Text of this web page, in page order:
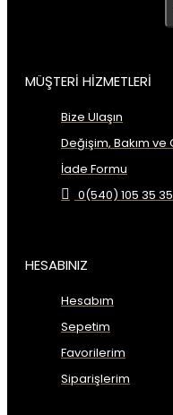
MÜŞTERİ HİZMETLERİ
Bize Ulaşın
Değişim, Bakım ve
İade Formu
0(540) 105 35 35
HESABINIZ
Hesabım
Sepetim
Favorilerim
Siparişlerim